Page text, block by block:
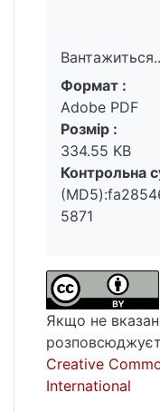
семантичні
атрибутивних
є базовими
Отже, ширше
певним
атрибутивних
більшу
матимуть
семантичні
Вантажиться...
Формат :
Adobe PDF
Розмір :
334.55 KB
Контрольна
5871
Якщо не
Creative
International